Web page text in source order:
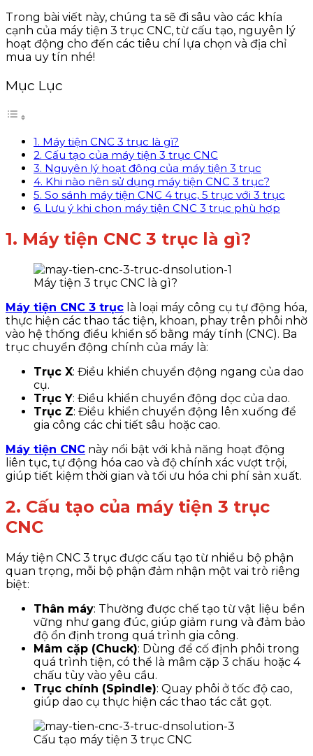
Trong bài viết này, chúng ta sẽ đi sâu vào các khía
cạnh của máy tiện 3 trục CNC, từ cấu tạo, nguyên lý
hoạt động cho đến các tiêu chí lựa chọn và địa chỉ
mua uy tín nhé!
Mục Lục
1. Máy tiện CNC 3 trục là gì?
2. Cấu tạo của máy tiện 3 trục CNC
3. Nguyên lý hoạt động của máy tiện 3 trục
4. Khi nào nên sử dụng máy tiện CNC 3 trục?
5. So sánh máy tiện CNC 4 trục, 5 trục với 3 trục
6. Lưu ý khi chọn máy tiện CNC 3 trục phù hợp
1. Máy tiện CNC 3 trục là gì?
Máy tiện 3 trục CNC là gì?
Máy tiện CNC 3 trục là loại máy công cụ tự động hóa,
thực hiện các thao tác tiện, khoan, phay trên phôi nhờ
vào hệ thống điều khiển số bằng máy tính (CNC). Ba
trục chuyển động chính của máy là:
Trục X: Điều khiển chuyển động ngang của dao
cụ.
Trục Y: Điều khiển chuyển động dọc của dao.
Trục Z: Điều khiển chuyển động lên xuống để
gia công các chi tiết sâu hoặc cao.
Máy tiện CNC này nổi bật với khả năng hoạt động
liên tục, tự động hóa cao và độ chính xác vượt trội,
giúp tiết kiệm thời gian và tối ưu hóa chi phí sản xuất.
2. Cấu tạo của máy tiện 3 trục
CNC
Máy tiện CNC 3 trục được cấu tạo từ nhiều bộ phận
quan trọng, mỗi bộ phận đảm nhận một vai trò riêng
biệt:
Thân máy: Thường được chế tạo từ vật liệu bền
vững như gang đúc, giúp giảm rung và đảm bảo
độ ổn định trong quá trình gia công.
Mâm cặp (Chuck): Dùng để cố định phôi trong
quá trình tiện, có thể là mâm cặp 3 chấu hoặc 4
chấu tùy vào yêu cầu.
Trục chính (Spindle): Quay phôi ở tốc độ cao,
giúp dao cụ thực hiện các thao tác cắt gọt.
Cấu tạo máy tiện 3 trục CNC